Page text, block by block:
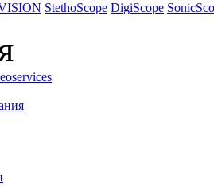
StethoScope DigiScope